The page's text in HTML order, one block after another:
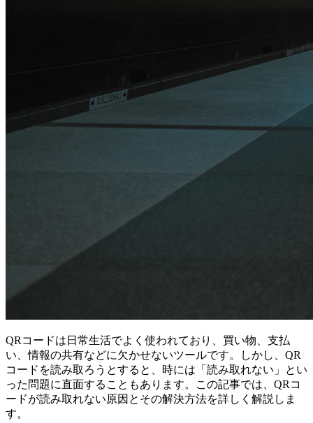
QRコードは日常生活でよく使われており、買い物、支払
い、情報の共有などに欠かせないツールです。しかし、QR
コードを読み取ろうとすると、時には「読み取れない」とい
った問題に直面することもあります。この記事では、QRコ
ードが読み取れない原因とその解決方法を詳しく解説しま
す。